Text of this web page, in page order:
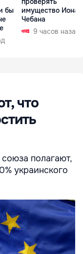
бы
имущество Иона
Чебана
9 часов назад
что
полагают,
украинского